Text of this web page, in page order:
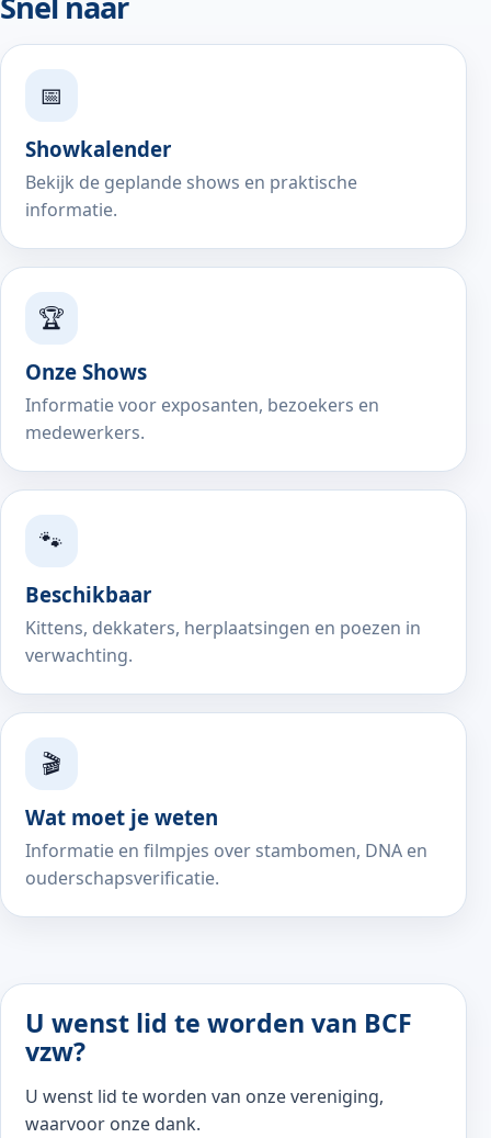
📅
Showkalender
Bekijk de geplande shows en praktische
informatie.
🏆
Onze Shows
Informatie voor exposanten, bezoekers en
medewerkers.
🐾
Beschikbaar
Kittens, dekkaters, herplaatsingen en poezen in
verwachting.
🎬
Wat moet je weten
Informatie en filmpjes over stambomen, DNA en
ouderschapsverificatie.
U wenst lid te worden van BCF
vzw?
U wenst lid te worden van onze vereniging,
waarvoor onze dank.